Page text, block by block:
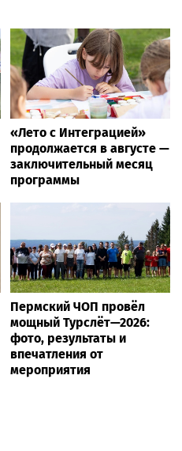
«Лето с Интеграцией»
продолжается в августе —
заключительный месяц
программы
Пермский ЧОП провёл
мощный Турслёт—2026:
фото, результаты и
впечатления от
мероприятия